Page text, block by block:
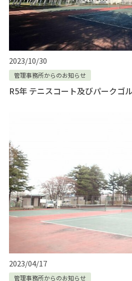
2023/10/30
管理事務所からのお知らせ
R5年 テニスコート及びパークゴ
2023/04/17
管理事務所からのお知らせ